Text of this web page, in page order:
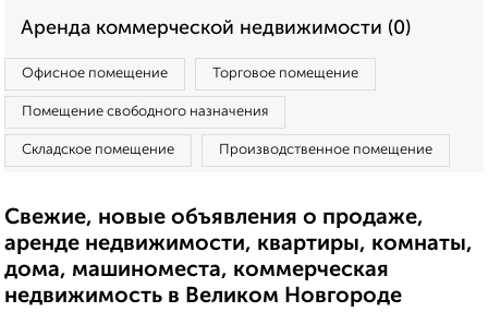
Аренда коммерческой недвижимости (0)
Офисное помещение Торговое помещение
Помещение свободного назначения
Складское помещение Производственное помещение
Свежие, новые объявления о продаже,
аренде недвижимости, квартиры, комнаты,
дома, машиноместа, коммерческая
недвижимость в Великом Новгороде